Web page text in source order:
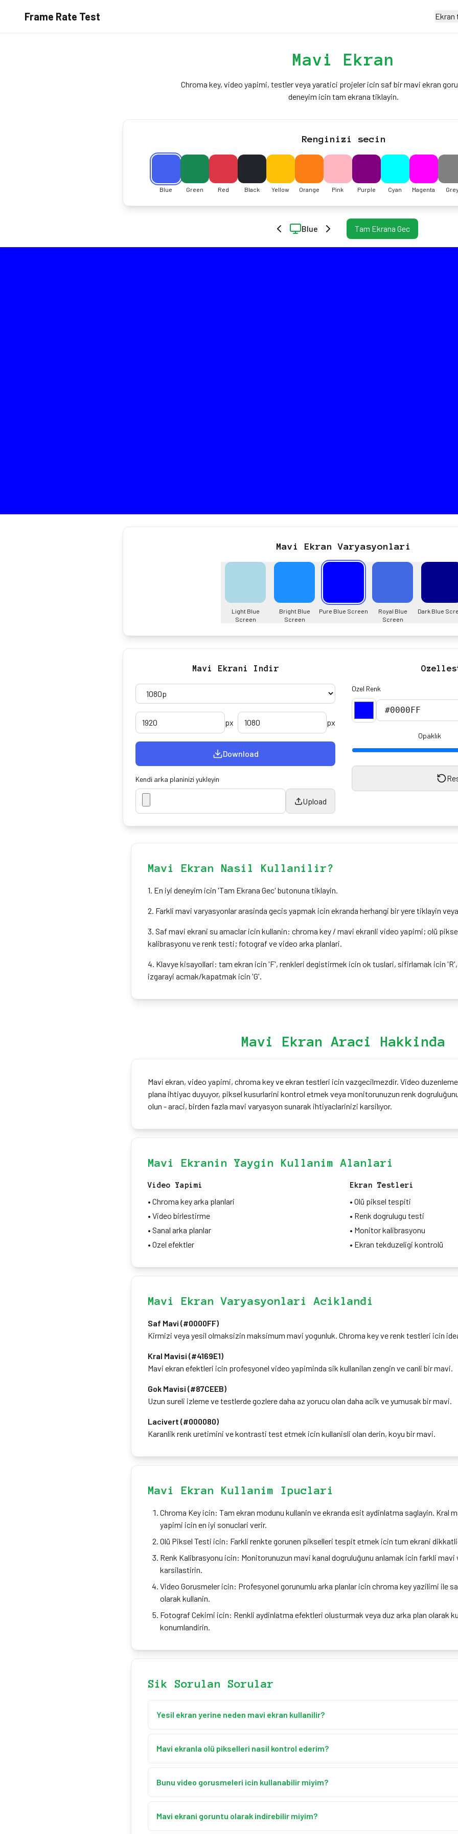
Frame Rate Test Ekran
Mavi Ekran
Chroma key, video yapimi, testler veya yaratici projeler icin saf bir mavi ekran
deneyim icin tam ekrana tiklayin.
Renginizi secin
Blue Green Red Black Yellow Orange Pink Purple Cyan Magenta Grey
Blue Tam Ekrana Gec
Mavi Ekran Varyasyonlari
Light Blue
Screen
Bright Blue
Screen
Pure Blue Screen
Royal Blue
Screen
Dark Blue
Mavi Ekrani Indir
px px
Download
Kendi arka planinizi yukleyin
Upload
Ozel Renk
Opaklık
Mavi Ekran Nasil Kullanilir?
1. En iyi deneyim icin 'Tam Ekrana Gec' butonuna tiklayin.
2. Farkli mavi varyasyonlar arasinda gecis yapmak icin ekranda herhangi bir yere tiklayin
3. Saf mavi ekrani su amaclar icin kullanin: chroma key / mavi ekranli video yapimi; olü
kalibrasyonu ve renk testi; fotograf ve video arka planlari.
4. Klavye kisayollari: tam ekran icin 'F', renkleri degistirmek icin ok tuslari, sifirlamak icin
izgarayi acmak/kapatmak icin 'G'.
Mavi Ekran Araci Hakkinda
Mavi ekran, video yapimi, chroma key ve ekran testleri icin vazgecilmezdir. Video
plana ihtiyac duyuyor, piksel kusurlarini kontrol etmek veya monitorunuzun renk
olun - araci, birden fazla mavi varyasyon sunarak ihtiyaclarinizi karsilıyor.
Mavi Ekranin Yaygin Kullanim Alanlari
Video Yapimi
• Chroma key arka planlari
• Video birlestirme
• Sanal arka planlar
• Ozel efektler
Ekran Testleri
• Olü piksel tespiti
• Renk dogrulugu testi
• Monitor kalibrasyonu
• Ekran tekduzeligi kontrolü
Mavi Ekran Varyasyonlari Aciklandi
Saf Mavi (#0000FF)
Kirmizi veya yesil olmaksizin maksimum mavi yogunluk. Chroma key ve renk testleri icin
Kral Mavisi (#4169E1)
Mavi ekran efektleri icin profesyonel video yapiminda sik kullanilan zengin ve canli bir mavi.
Gok Mavisi (#87CEEB)
Uzun sureli izleme ve testlerde gozlere daha az yorucu olan daha acik ve yumusak bir mavi.
Lacivert (#000080)
Karanlik renk uretimini ve kontrasti test etmek icin kullanisli olan derin, koyu bir mavi.
Mavi Ekran Kullanim Ipuclari
Chroma Key icin: Tam ekran modunu kullanin ve ekranda esit aydinlatma saglayin. Kral
yapimi icin en iyi sonuclari verir.
Olü Piksel Testi icin: Farkli renkte gorunen pikselleri tespit etmek icin tum ekrani
Renk Kalibrasyonu icin: Monitorunuzun mavi kanal dogruluğunu anlamak icin farkli mavi
karsilastirin.
Video Gorusmeler icin: Profesyonel gorunumlu arka planlar icin chroma key yazilimi ile
olarak kullanin.
Fotograf Cekimi icin: Renkli aydinlatma efektleri olusturmak veya duz arka plan olarak
konumlandirin.
Sik Sorulan Sorular
Yesil ekran yerine neden mavi ekran kullanilir?
Mavi ekran, konularin yesil unsurlar (bitkiler, giysiler) tasidigi veya sari sacli sahneler icin
mavi daha iyi ayrim saglar. Ayrica film yapiminda geleneksel bir uygulamadir.
Mavi ekranla olü pikselleri nasil kontrol ederim?
Tam ekran moduna girin ve ekrani dikkatlice inceleyin. Olü pikseller siyah noktalar olarak
pikseller ise mavi arka plan uzerinde farkli renkler olarak gorünebilir.
Bunu video gorusmeleri icin kullanabilir miyim?
Evet! Sanal arka plan kaynagi olarak tam ekran modunu kullanin. Pek cok video
plan degistirme icin duz renkli bir ekran kullanabilir.
Mavi ekrani goruntu olarak indirebilir miyim?